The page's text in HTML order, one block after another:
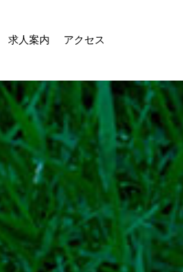
求人案内 アクセス